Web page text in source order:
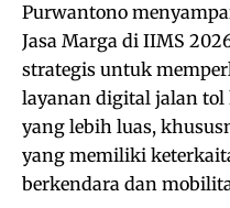
Purwantono
Jasa Marga di IIMS
strategis untuk
layanan digital jalan tol
yang lebih luas,
yang memiliki
berkendara dan